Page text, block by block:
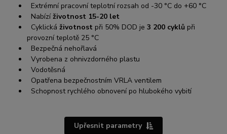
Extrémní pracovní teplotní rozsah od -30 °C do +60 °C
Nabízíživotnost 15-20 let
Cyklickáživotnost při 50% DOD je3 200 cyklů při
provozní teplotě 25 °C
Bezpečná nehořlavá
Vyrobena z ohnivzdorného plastu
Vodotěsná
Opatřena bezpečnostním VRLA ventilem
Schopnost rychlého obnovení po hlubokého vybití
Upřesnit parametry